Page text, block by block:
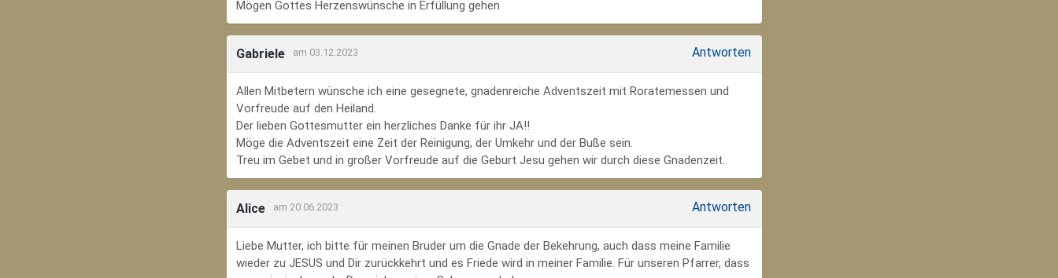
Mögen Gottes Herzenswünsche in Erfüllung gehen
Gabriele am 03.12.2023 Antworten
Allen Mitbetern wünsche ich eine gesegnete, gnadenreiche Adventszeit mit Roratemessen und
Vorfreude auf den Heiland.
Der lieben Gottesmutter ein herzliches Danke für ihr JA!!
Möge die Adventszeit eine Zeit der Reinigung, der Umkehr und der Buße sein.
Treu im Gebet und in großer Vorfreude auf die Geburt Jesu gehen wir durch diese Gnadenzeit.
Alice am 20.06.2023 Antworten
Liebe Mutter, ich bitte für meinen Bruder um die Gnade der Bekehrung, auch dass meine Familie
wieder zu JESUS und Dir zurückkehrt und es Friede wird in meiner Familie. Für unseren Pfarrer, dass